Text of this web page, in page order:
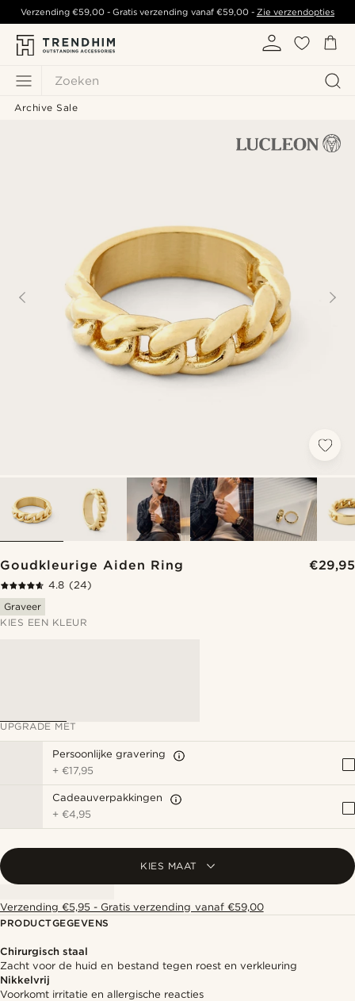
Zoeken
Verzending€59,00 - Gratis verzending vanaf €59,00- Zie verzendopties
Archive Sale
Goudkleurige Aiden Ring €29,95
4.8 (24)
Graveer
KIES EEN KLEUR
UPGRADE MET
Persoonlijke gravering
+€17,95
Cadeauverpakkingen
+€4,95
KIES MAAT
Verzending €5,95 - Gratis verzending vanaf €59,00
PRODUCTGEGEVENS
Chirurgisch staal
Zacht voor de huid en bestand tegen roest en verkleuring
Nikkelvrij
Voorkomt irritatie en allergische reacties